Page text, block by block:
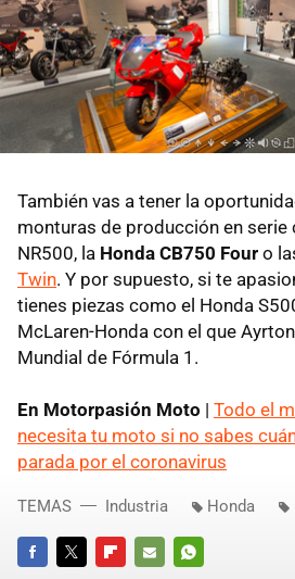
También vas a tener la
monturas de producción en serie
NR500, la Honda CB750 Four o
Twin. Y por supuesto, si te
tienes piezas como el Honda
McLaren-Honda con el que
Mundial de Fórmula 1.
En Motorpasión Moto | Todo el
necesita tu moto si no sabes
parada por el coronavirus
TEMAS Industria Honda